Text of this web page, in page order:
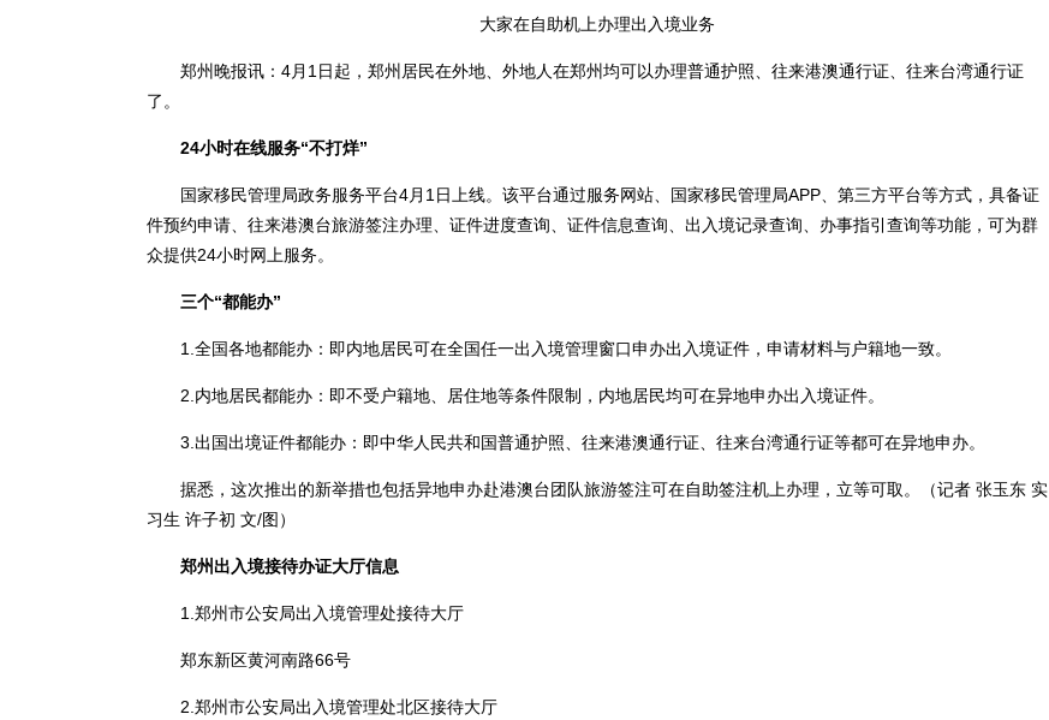
大家在自助机上办理出入境业务
郑州晚报讯：4月1日起，郑州居民在外地、外地人在郑州均可以办理普通护照、往来港澳通行证、往来台湾通行证
了。
24小时在线服务“不打烊”
国家移民管理局政务服务平台4月1日上线。该平台通过服务网站、国家移民管理局APP、第三方平台等方式，具备证
件预约申请、往来港澳台旅游签注办理、证件进度查询、证件信息查询、出入境记录查询、办事指引查询等功能，可为群
众提供24小时网上服务。
三个“都能办”
1.全国各地都能办：即内地居民可在全国任一出入境管理窗口申办出入境证件，申请材料与户籍地一致。
2.内地居民都能办：即不受户籍地、居住地等条件限制，内地居民均可在异地申办出入境证件。
3.出国出境证件都能办：即中华人民共和国普通护照、往来港澳通行证、往来台湾通行证等都可在异地申办。
据悉，这次推出的新举措也包括异地申办赴港澳台团队旅游签注可在自助签注机上办理，立等可取。（记者 张玉东 实
习生 许子初 文/图）
郑州出入境接待办证大厅信息
1.郑州市公安局出入境管理处接待大厅
郑东新区黄河南路66号
2.郑州市公安局出入境管理处北区接待大厅